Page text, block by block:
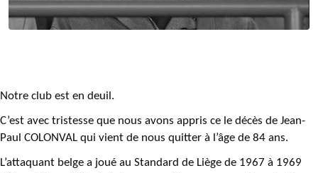
Notre club est en deuil.
C’est avec tristesse que nous avons appris ce le décès de Jean-
Paul COLONVAL qui vient de nous quitter à l’âge de 84 ans.
L’attaquant belge a joué au Standard de Liège de 1967 à 1969